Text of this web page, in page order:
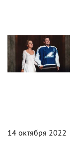
14 октября 2022